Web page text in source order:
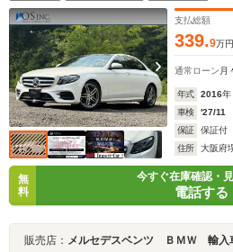
ンビエントライト/ETC/純正AW
支払総額
339.9万円
通常ローン 月
年式 2016年
車検
'27/11
保証
保証付
住所
大阪府
無
料
今すぐ在庫確認・
電話する
販売店： メルセデスベンツ ＢＭＷ 輸入